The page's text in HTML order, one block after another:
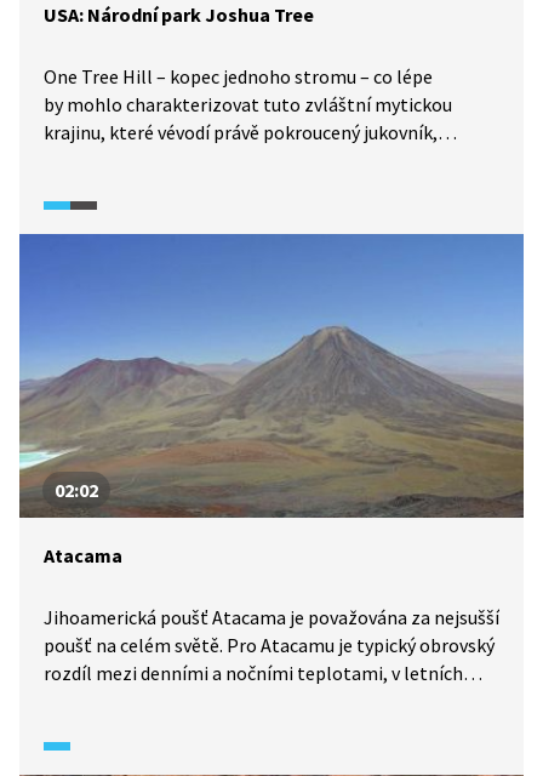
USA: Národní park Joshua Tree
One Tree Hill – kopec jednoho stromu – co lépe
by mohlo charakterizovat tuto zvláštní mytickou
krajinu, které vévodí právě pokroucený jukovník,
půdou plnou balvanů. Nádherná čarokrásná krajina láká
02:02
Atacama
Jihoamerická poušť Atacama je považována za nejsušší
poušť na celém světě. Pro Atacamu je typický obrovský
rozdíl mezi denními a nočními teplotami, v letních